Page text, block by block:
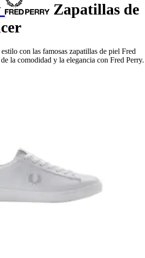
Zapatillas de
con las famosas zapatillas de piel Fred
la comodidad y la elegancia con Fred Perry.